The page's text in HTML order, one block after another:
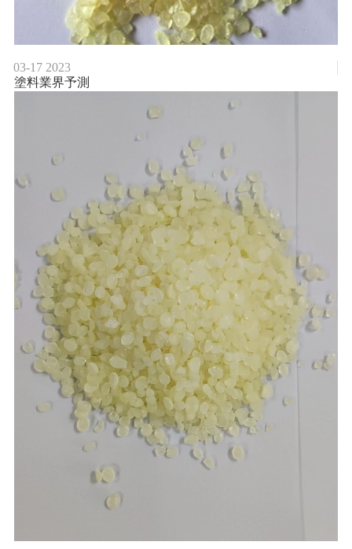
03-17 2023
塗料業界予測